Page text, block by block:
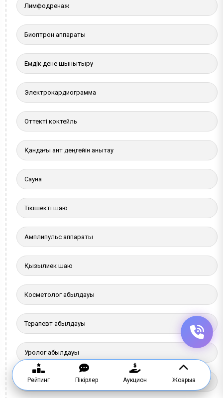
Лимфодренаж
Биоптрон аппараты
Емдік дене шынықтыру
Электрокардиограмма
Оттекті коктейль
Қандағы қант деңгейін анықтау
Сауна
Тікішекті шаю
Амплипульс аппараты
Қызылиек шаю
Косметолог қабылдауы
Терапевт қабылдауы
Уролог қабылдауы
Тұзды шахта
Рейтинг Пікірлер Аукцион Жоғарыға